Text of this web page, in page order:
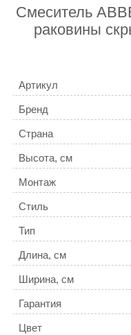
Смеситель
раковины
Артикул
Бренд
Страна
Высота, см
Монтаж
Стиль
Тип
Длина, см
Ширина, см
Гарантия
Цвет